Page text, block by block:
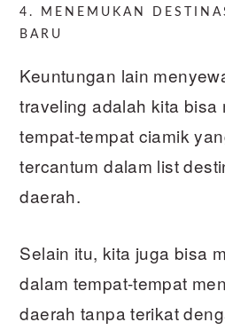
4. MENEMUKAN
BARU
Keuntungan lain
traveling adalah kita bisa
tempat-tempat ciamik
tercantum dalam list
daerah.
Selain itu, kita juga bisa
dalam tempat-tempat
daerah tanpa terikat